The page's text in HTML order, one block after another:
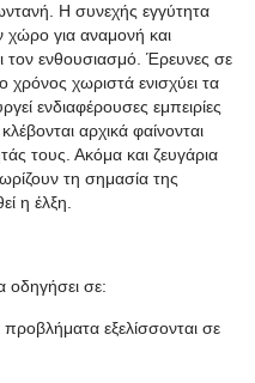
Η συνεχής εγγύτητα
χώρο για αναμονή και
τον ενθουσιασμό. Έρευνες σε
χρόνος χωριστά ενισχύει τα
ενδιαφέρουσες εμπειρίες
αρχικά φαίνονται
τους. Ακόμα και ζευγάρια
τη σημασία της
η έλξη.
οδηγήσει σε:
εξελίσσονται σε